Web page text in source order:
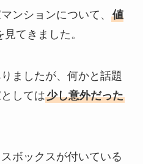
ンションについて、
値
てきました。
ましたが、何かと話題
しては少し意外だった
ボックスが付いている